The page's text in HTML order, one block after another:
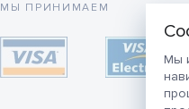
Мы
МЫ ПРИНИМАЕМ